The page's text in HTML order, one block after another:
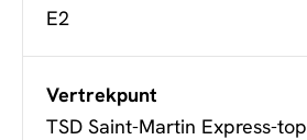
E2
Vertrekpunt
TSD Saint-Martin Express-top